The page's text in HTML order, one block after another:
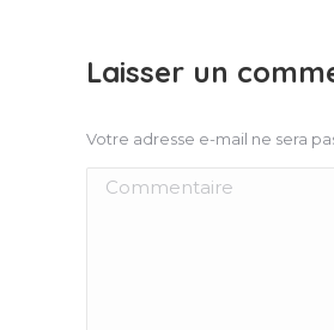
Laisser un
Votre adresse e-mail ne sera
Commentaire